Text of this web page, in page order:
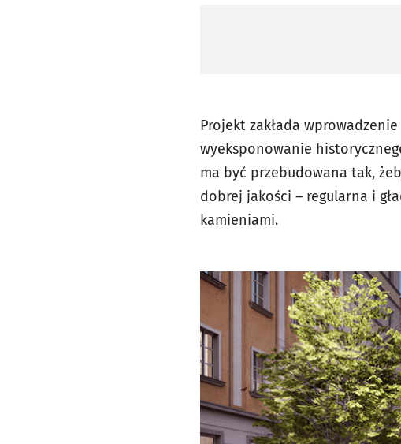
Projekt zakłada
wyeksponowanie
ma być przebudowana tak,
dobrej jakości – regularna i
kamieniami.